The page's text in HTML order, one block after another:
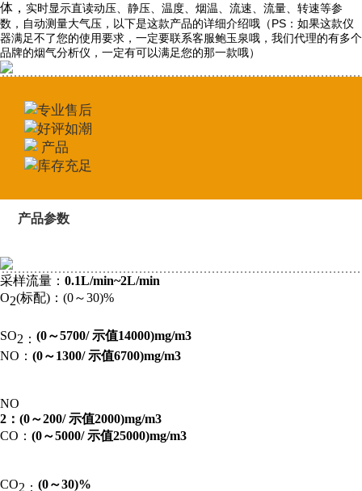
体， 实时显示直读动压、静压、温度、烟温、流速、流量、转速等参
数，自动测量大气压，以下是这款产品的详细介绍哦（PS：如果这款仪
器满足不了您的使用要求，一定要联系客服鲍玉泉哦，我们代理的有多个
品牌的烟气分析仪，一定有可以满足您的那一款哦）
专业售后
好评如潮
产品
库存充足
产品参数
采样流量： 0.1L/min~2L/min
O2(标配)：(0～30)%
SO2： (0～5700/ 示值14000)mg/m3
NO： (0～1300/ 示值6700)mg/m3
NO
2： (0～200/ 示值2000)mg/m3
CO： (0～5000/ 示值25000)mg/m3
CO2： (0～30)%